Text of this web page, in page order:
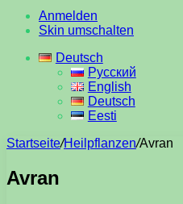
Anmelden
Skin umschalten
Deutsch
Русский
English
Deutsch
Eesti
Startseite/Heilpflanzen/Avran
Avran